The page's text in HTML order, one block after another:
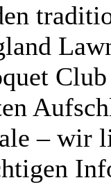
– wir